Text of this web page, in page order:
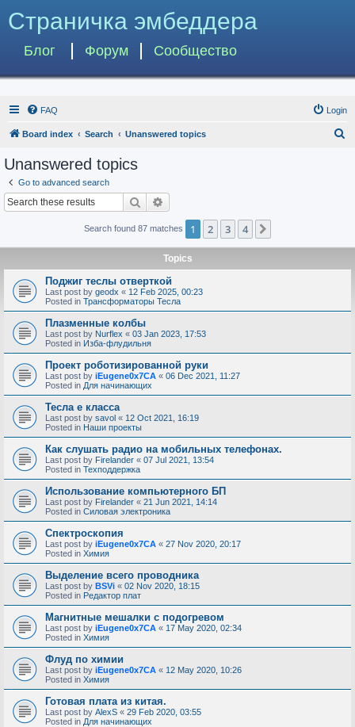
Страничка эмбеддера
Блог Форум Сообщество
FAQ Login
Board index Search Unanswered topics
Unanswered topics
Go to advanced search
Search
Search found 87 matches 1 2 3 4
Topics
Поджиг теслы отверткой
Last post by geodx « 12 Feb 2025, 00:23
Posted in Трансформаторы Тесла
Плазменные колбы
Last post by Nurflex « 03 Jan 2023, 17:53
Posted in Изба-флудильня
Проект роботизированной руки
Last post by iEugene0x7CA « 06 Dec 2021, 11:27
Posted in Для начинающих
Тесла е класса
Last post by savol « 12 Oct 2021, 16:19
Posted in Наши проекты
Как слушать радио на мобильных телефонах.
Last post by Firelander « 07 Jul 2021, 13:54
Posted in Техподдержка
Использование компьютерного БП
Last post by Firelander « 21 Jun 2021, 14:14
Posted in Силовая электроника
Спектроскопия
Last post by iEugene0x7CA « 27 Nov 2020, 20:17
Posted in Химия
Выделение всего проводника
Last post by BSVi « 02 Nov 2020, 18:15
Posted in Редактор плат
Магнитные мешалки с подогревом
Last post by iEugene0x7CA « 17 May 2020, 02:34
Posted in Химия
Флуд по химии
Last post by iEugene0x7CA « 12 May 2020, 10:26
Posted in Химия
Готовая плата из китая.
Last post by AlexS « 29 Feb 2020, 03:55
Posted in Для начинающих